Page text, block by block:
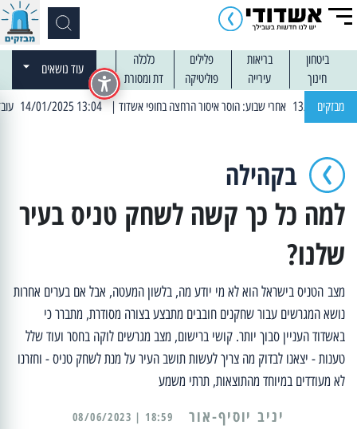
ביטחון בריאות פלילים
כלכלה
חינוך
עירייה פוליטיקה דת ומסורת
עוד נושאים
מבזקים | 13:04 14/01/2025 עובדים בלילות: עבודות קרצוף וריבוד אספלט
בקהילה
למה כל כך קשה לשחק טניס בעיר
שלנו?
מצב הטניס בישראל הוא לא מי יודע מה, בלשון המעטה, אבל אם בערים אחרות
נושא המגרשים עבור שחקנים חובבים מתבצע בצורה מסודרת, מתברר כי
באשדוד העניין סבוך יותר. קושי ברישום, מצב מגרשים לוקה בחסר ועוד שלל
טענות - יצאנו לבדוק מה צריך לעשות תושב העיר על מנת לשחק טניס - וחזרנו
לא מעודדים במיוחד מהתוצאות, תרתי משמע
יניב יוסיף-אור 18:59 | 08/06/2023